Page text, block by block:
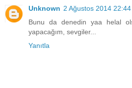
Unknown 2 Ağustos 2014 22:44
Bunu da denedin yaa helal
yapacağım, sevgiler...
Yanıtla